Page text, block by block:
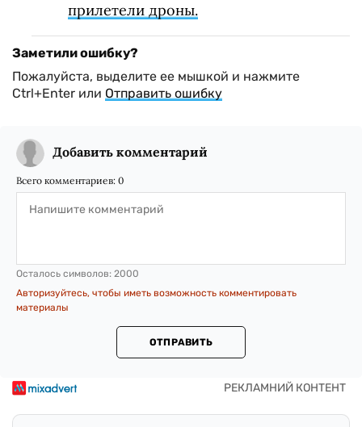
прилетели дроны.
Заметили ошибку?
Пожалуйста, выделите ее мышкой и нажмите
Ctrl+Enter или Отправить ошибку
Добавить комментарий
Всего комментариев: 0
Осталось символов: 2000
Авторизуйтесь, чтобы иметь возможность комментировать
материалы
ОТПРАВИТЬ